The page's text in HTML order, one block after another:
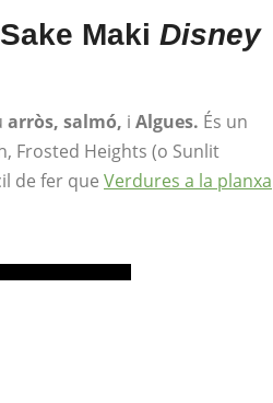
Maki Disney
arròs, salmó, i Algues. És un
Frosted Heights (o Sunlit
de fer que Verdures a la planxa